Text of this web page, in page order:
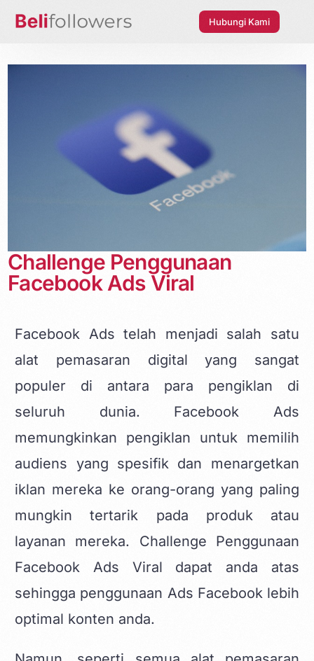
Hubungi Kami
Challenge Penggunaan
Facebook Ads Viral
Facebook Ads telah menjadi salah satu
alat pemasaran digital yang sangat
populer di antara para pengiklan di
seluruh dunia. Facebook Ads
memungkinkan pengiklan untuk memilih
audiens yang spesifik dan menargetkan
iklan mereka ke orang-orang yang paling
mungkin tertarik pada produk atau
layanan mereka. Challenge Penggunaan
Facebook Ads Viral dapat anda atas
sehingga penggunaan Ads Facebook lebih
optimal konten anda.